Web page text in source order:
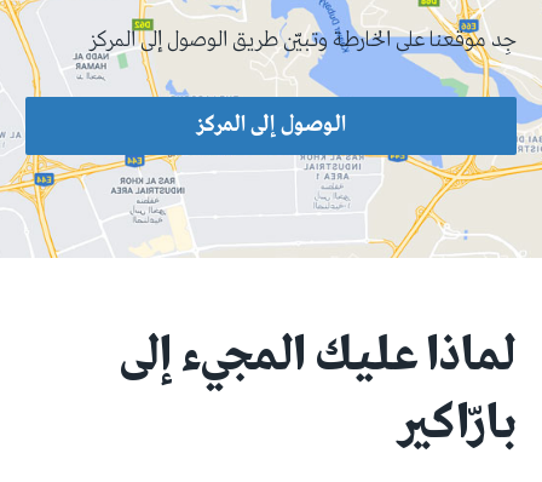
جِد موقعنا على الخارطة وتبيّن طريق الوصول إلى المركز
الوصول إلى المركز
لماذا عليك المجيء إلى
بارّاكير